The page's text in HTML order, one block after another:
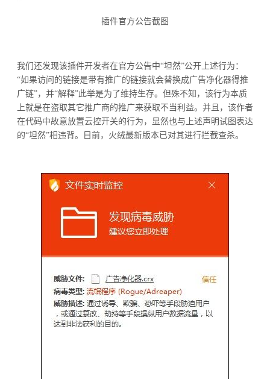
插件官方公告截图
我们还发现该插件开发者在官方公告中“坦然”公开上述行为：
“如果访问的链接是带有推广的链接就会替换成广告净化器得推
广链”，并“解释”此举是为了维持生存。但殊不知，该行为本质
上就是在盗取其它推广商的推广来获取不当利益。并且，该作者
在代码中故意放置云控开关的行为，显然也与上述声明试图表达
的“坦然”相违背。目前，火绒最新版本已对其进行拦截查杀。